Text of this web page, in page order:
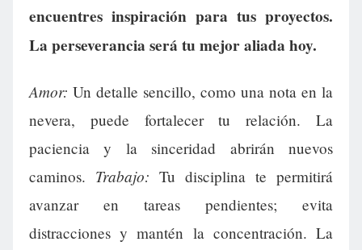
encuentres inspiración para tus proyectos.
La perseverancia será tu mejor aliada hoy.
Amor: Un detalle sencillo, como una nota en la
nevera, puede fortalecer tu relación. La
paciencia y la sinceridad abrirán nuevos
caminos. Trabajo: Tu disciplina te permitirá
avanzar en tareas pendientes; evita
distracciones y mantén la concentración. La